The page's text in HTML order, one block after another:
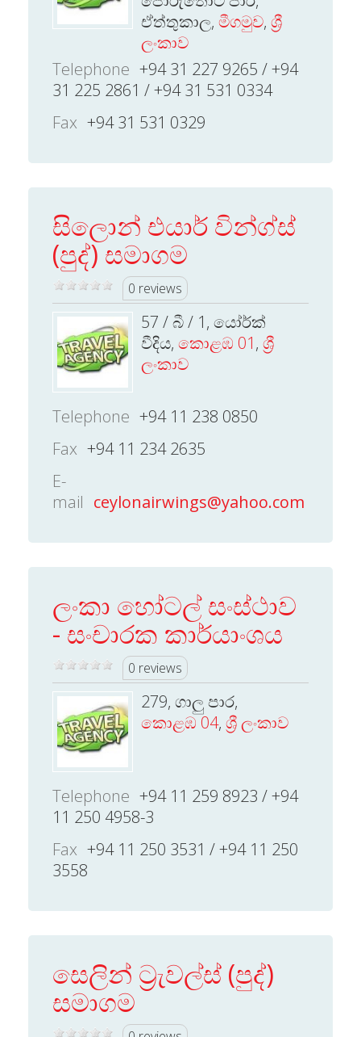
ඒත්තුකාල, මීගමුව, ශ්‍රී
ලංකාව
Telephone +94 31 227 9265 / +94
31 225 2861 / +94 31 531 0334
Fax +94 31 531 0329
සිලොන් එයාර් වින්ග්ස්
(පුද්) සමාගම
0 reviews
57 / බී / 1, යෝර්ක්
වීදිය, කොළඹ 01, ශ්‍රී
ලංකාව
Telephone +94 11 238 0850
Fax +94 11 234 2635
E-
mail ceylonairwings@yahoo.com
ලංකා හෝටල් සංස්ථාව
- සංචාරක කාර්යාංශය
0 reviews
279, ගාලු පාර,
කොළඹ 04, ශ්‍රී ලංකාව
Telephone +94 11 259 8923 / +94
11 250 4958-3
Fax +94 11 250 3531 / +94 11 250
3558
සෙලින් ට්‍රැවල්ස් (පුද්)
සමාගම